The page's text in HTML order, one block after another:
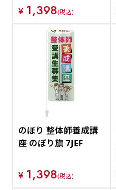
¥ 1,398(税込)
のぼり 整体師養成講
座 のぼり旗 7JEF
¥ 1,398(税込)